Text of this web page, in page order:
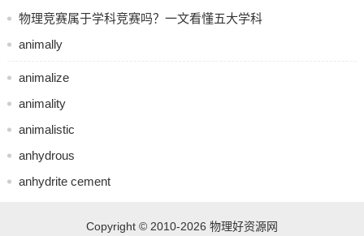
言、农业类等课程培训的国际学生, 先后招收了来自10多个非
洲国家的千余名短期国际学生用以培训茶艺、花艺、园林、
刚果等十多个非洲国家的200多名学历留学生。招收非洲留学
生之外, 还举办各类来华农技人员中长期培训班, 像肯尼亚埃
格顿大学孔子学院中国传统文化研修班, 赤道几内亚农渔林业
式就得分
物理竞赛属于学科竞赛吗？一文看懂五大学科
竞赛
animally
animalize
animality
animalistic
anhydrous
anhydrite cement
Copyright © 2010-2026 物理好资源网